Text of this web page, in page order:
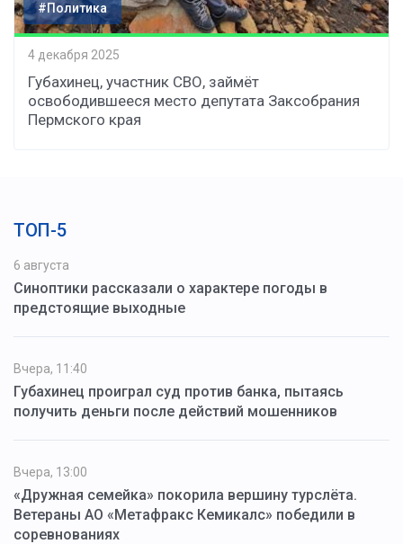
#Политика
4 декабря 2025
Губахинец, участник СВО, займёт
освободившееся место депутата Заксобрания
Пермского края
ТОП-5
6 августа
Синоптики рассказали о характере погоды в
предстоящие выходные
Вчера, 11:40
Губахинец проиграл суд против банка, пытаясь
получить деньги после действий мошенников
Вчера, 13:00
«Дружная семейка» покорила вершину турслёта.
Ветераны АО «Метафракс Кемикалс» победили в
соревнованиях